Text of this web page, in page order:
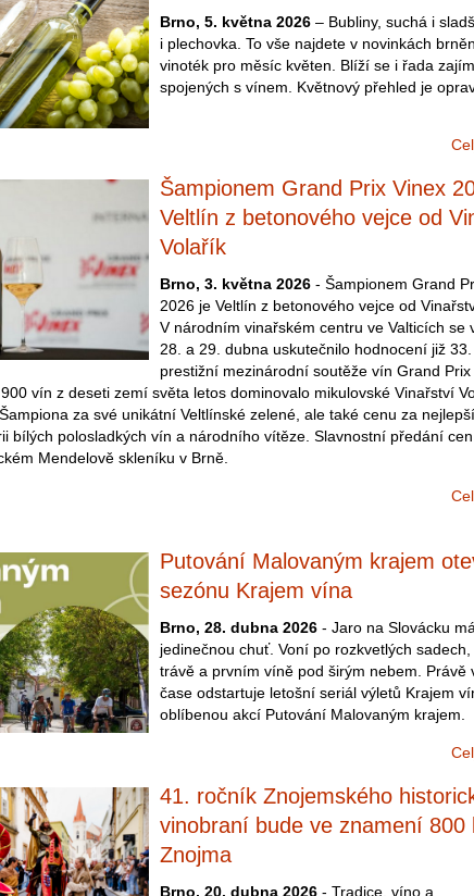
Brno, 5. května 2026 – Bubliny, suchá i
i plechovka. To vše najdete v novinkách
vinoték pro měsíc květen. Blíží se i řada
spojených s vínem. Květnový přehled je
Šampionem Grand Prix Vinex
Veltlín z betonového vejce od
Volařík
Brno, 3. května 2026 - Šampionem Grand
2026 je Veltlín z betonového vejce od
V národním vinařském centru ve Valticích se
28. a 29. dubna uskutečnilo hodnocení již
prestižní mezinárodní soutěže vín Grand Prix
vín z deseti zemí světa letos dominovalo mikulovské Vinařství
za své unikátní Veltlínské zelené, ale také cenu za
bílých polosladkých vín a národního vítěze. Slavnostní předání
Mendelově skleníku v Brně.
Putování Malovaným krajem
sezónu Krajem vína
Brno, 28. dubna 2026 - Jaro na Slovácku
jedinečnou chuť. Voní po rozkvetlých
trávě a prvním víně pod širým nebem. Právě
čase odstartuje letošní seriál výletů Krajem
oblíbenou akcí Putování Malovaným krajem.
41. ročník Znojemského
vinobraní bude ve znamení 800
Znojma
Brno, 20. dubna 2026 - Tradice, víno a